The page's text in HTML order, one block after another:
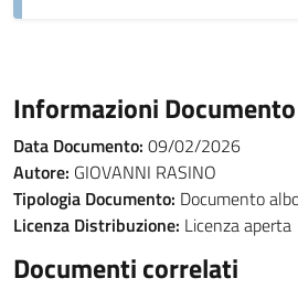
Informazioni Documento
Data Documento: 09/02/2026
Autore: GIOVANNI RASINO
Tipologia Documento: Documento
Licenza Distribuzione: Licenza aperta
Documenti correlati